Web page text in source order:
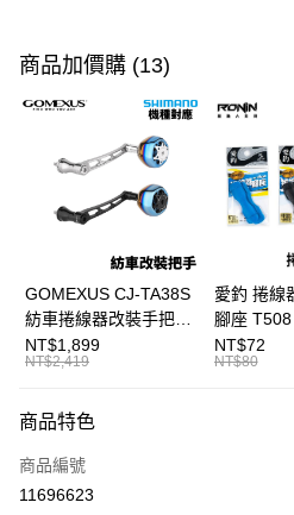
信用卡一次付款
信用卡分期付款
3 期 0 利率 每期 NT$600
合作金庫商業銀行
華南商業銀行
國泰世華商業銀行
匯豐（台灣）商業銀行
聯邦商業銀行
元大商業銀行
台灣樂天信用卡公司
悠遊付
大哥付你分期
【大哥付你分期使用說明】
2.付款方式選擇「大哥付你分期」，訂單
流程，驗證手機門號後，選擇欲分期的期
相關說明
【關於「AFTEE先享後付」】
商品加價購 (13)
GOMEXUS CJ-TA38S
紡車捲線器改裝手把
SHIMANO改裝品 紡車
改裝手把 I052
NT$1,899
NT$2,419
愛釣 捲線
腳座 T508
NT$72
NT$80
商品特色
商品編號
11696623